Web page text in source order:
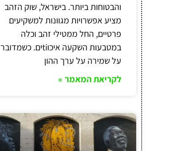
והבטוחות ביותר. בישראל, שוק הזהב
מציע אפשרויות מגוונות למשקיעים
פרטיים, החל ממטילי זהב וכלה
במטבעות השקעה איכוtiים. כשמדובר
על שמירה על ערך ההון
לקריאת המאמר »